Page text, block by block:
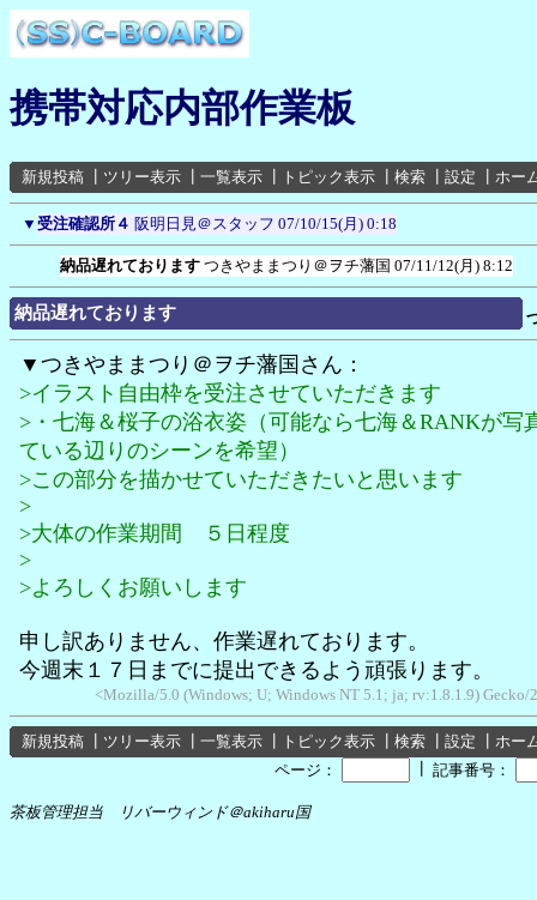
携帯対応内部作業板
新規投稿 ツリー表示 一覧表示 トピック表示 検索 設定 ホー
▼ 受注確認所４ 阪明日見＠スタッフ 07/10/15(月) 0:18
納品遅れております つきやままつり＠ヲチ藩国 07/11/12(月) 8:12
納品遅れております
▼つきやままつり＠ヲチ藩国さん：
>イラスト自由枠を受注させていただきます
>・七海＆桜子の浴衣姿（可能なら七海＆RANKが写
ている辺りのシーンを希望）
>この部分を描かせていただきたいと思います
>
>大体の作業期間 ５日程度
>
>よろしくお願いします
申し訳ありません、作業遅れております。
今週末１７日までに提出できるよう頑張ります。
<Mozilla/5.0 (Windows; U; Windows NT 5.1; ja; rv:1.8.1.9)
新規投稿 ツリー表示 一覧表示 トピック表示 検索 設定
ホー
ページ：
記事番号：
茶板管理担当 リバーウィンド＠akiharu国